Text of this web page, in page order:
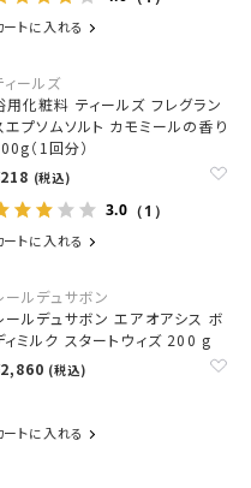
ートに入れる
ィールズ
用化粧料 ティールズ フレグラン
エプソムソルト カモミールの香り
（1回分）
(税込)
3.0 （1）
ートに入れる
ールデュサボン
ールデュサボン エアオアシス ボ
ィミルク スタートウィズ 200 g
(税込)
ートに入れる